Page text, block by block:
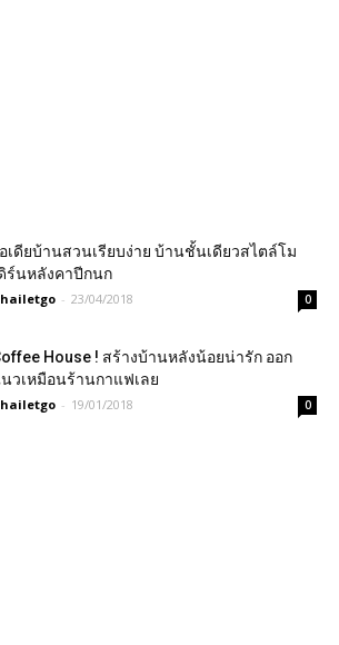
เดียบ้านสวนเรียบง่าย บ้านชั้นเดียวสไตล์โม
ร์นหลังคาปีกนก
- 23/04/2018 0
House ! สร้างบ้านหลังน้อยน่ารัก ออก
วเหมือนร้านกาแฟเลย
- 19/01/2018 0